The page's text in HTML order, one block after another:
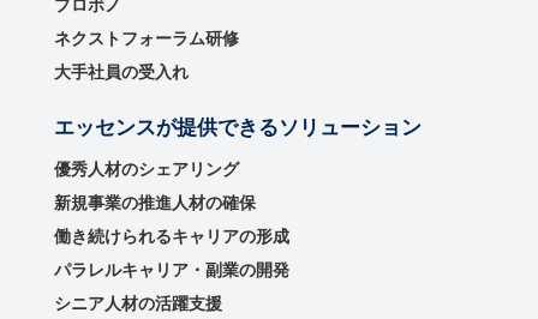
プロボノ
ネクストフォーラム研修
大手社員の受入れ
エッセンスが提供できるソリューション
優秀⼈材のシェアリング
新規事業の推進⼈材の確保
働き続けられるキャリアの形成
パラレルキャリア・副業の開発
シニア人材の活躍支援